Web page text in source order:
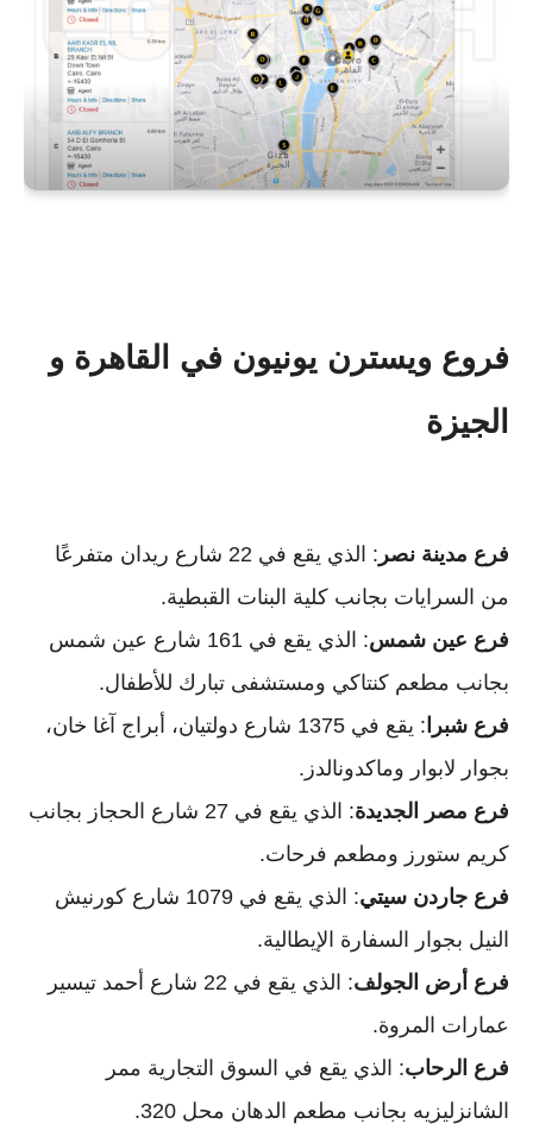
فروع ويسترن يونيون في القاهرة و
الجيزة
فرع مدينة نصر
: الذي يقع في 22 شارع ريدان متفرعًا
من السرايات بجانب كلية البنات القبطية.
فرع عين شمس
: الذي يقع في 161 شارع عين شمس
بجانب مطعم كنتاكي ومستشفى تبارك للأطفال.
فرع شبرا
: يقع في 1375 شارع دولتيان، أبراج آغا خان،
بجوار لابوار وماكدونالدز.
فرع مصر الجديدة
: الذي يقع في 27 شارع الحجاز بجانب
كريم ستورز ومطعم فرحات.
فرع جاردن سيتي
: الذي يقع في 1079 شارع كورنيش
النيل بجوار السفارة الإيطالية.
فرع أرض الجولف
: الذي يقع في 22 شارع أحمد تيسير
عمارات المروة.
فرع الرحاب: الذي يقع في السوق التجارية ممر
الشانزليزيه بجانب مطعم الدهان محل 320.